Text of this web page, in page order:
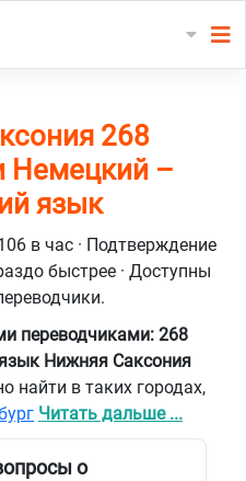
268
Немецкий –
язык
в час · Подтверждение
быстрее · Доступны
переводчиками: 268
Нижняя Саксония
найти в таких городах,
Читать дальше ...
о